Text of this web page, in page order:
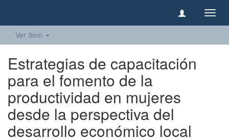
Ver ítem
Estrategias de capacitación
para el fomento de la
productividad en mujeres
desde la perspectiva del
desarrollo económico local